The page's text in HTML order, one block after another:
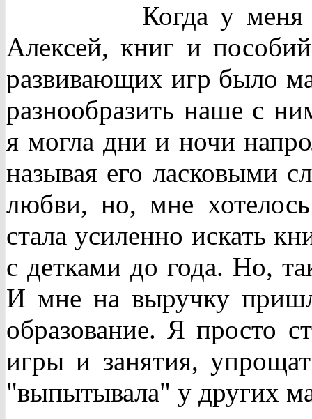
Когда у меня
Алексей, книг и
развивающих игр было
разнообразить наше с
я могла дни и ночи
называя его ласковыми
любви, но, мне
стала усиленно искать
с детками до года. Но,
И мне на выручку
образование. Я просто
игры и занятия,
"выпытывала" у других